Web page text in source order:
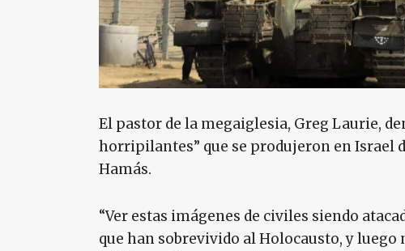
El pastor de la megaiglesia, Greg Laurie,
horripilantes” que se produjeron en Israel
Hamás.
“Ver estas imágenes de civiles siendo
que han sobrevivido al Holocausto, y